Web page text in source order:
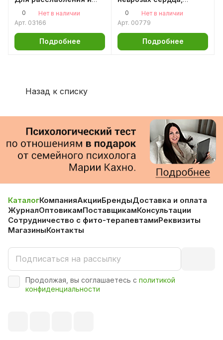
сна. 60 капсул
0
Нет в наличии
Арт. 03166
Подробнее
депрессии
0
Нет в наличии
Арт. 00779
Подробнее
Назад к списку
КаталогКомпанияАкцииБрендыДоставка и оплата
ЖурналОптовикамПоставщикамКонсультации
Сотрудничество с фито-терапевтамиРеквизиты
МагазиныКонтакты
Продолжая, вы соглашаетесь с политикой
конфиденциальности